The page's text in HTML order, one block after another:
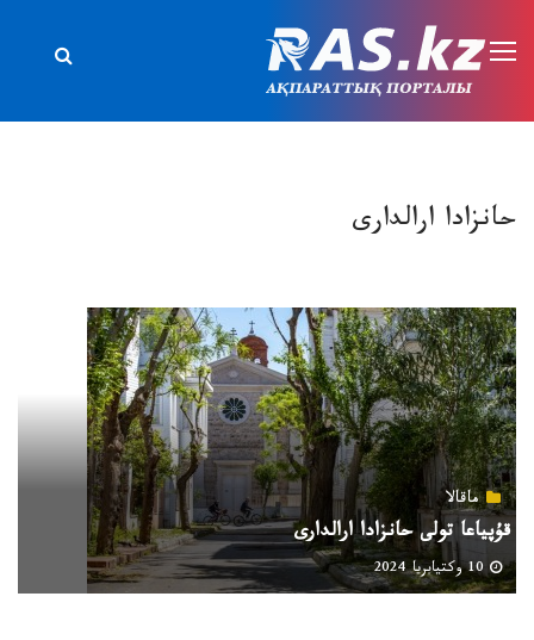
حانزادا ارالدارى
ماقالا
قۇپياعا تولى حانزادا ارالدارى
10 وكتيابريا 2024